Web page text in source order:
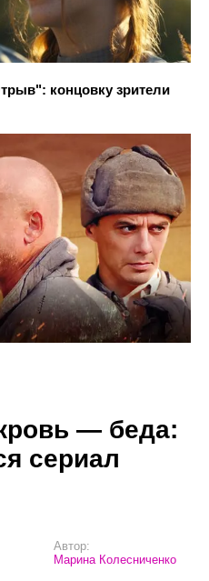
концовку зрители
— беда:
сериал
Автор:
Марина Колесниченко